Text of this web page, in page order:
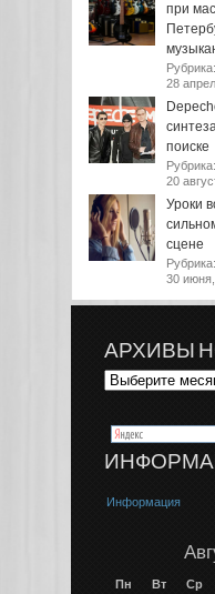
при
Рубрика:
28
поиске
Рубрика:
20
Уроки
сцене
Рубрика:
30
АРХИВЫ
Информация
Пн Вт Ср